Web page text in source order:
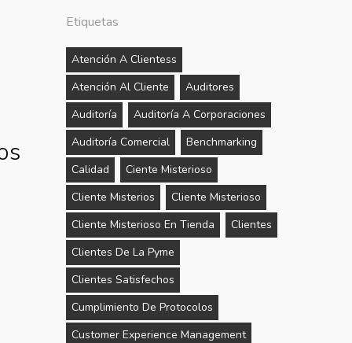
Etiquetas
Atención A Clientess
Atención Al Cliente
Auditores
Auditoría
Auditoría A Corporaciones
Auditoría Comercial
Benchmarking
Calidad
Ciente Misterioso
Cliente Misterios
Cliente Misterioso
Cliente Misterioso En Tienda
Clientes
Clientes De La Pyme
Clientes Satisfechos
Cumplimiento De Protocolos
Customer Experience Management